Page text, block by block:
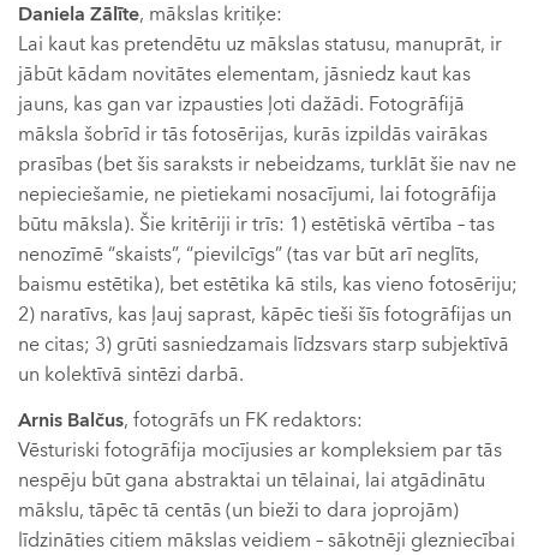
Daniela Zālīte, mākslas kritiķe:
Lai kaut kas pretendētu uz mākslas statusu, manuprāt, ir
jābūt kādam novitātes elementam, jāsniedz kaut kas
jauns, kas gan var izpausties ļoti dažādi. Fotogrāfijā
māksla šobrīd ir tās fotosērijas, kurās izpildās vairākas
prasības (bet šis saraksts ir nebeidzams, turklāt šie nav ne
nepieciešamie, ne pietiekami nosacījumi, lai fotogrāfija
būtu māksla). Šie kritēriji ir trīs: 1) estētiskā vērtība – tas
nenozīmē “skaists”, “pievilcīgs” (tas var būt arī neglīts,
baismu estētika), bet estētika kā stils, kas vieno fotosēriju;
2) naratīvs, kas ļauj saprast, kāpēc tieši šīs fotogrāfijas un
ne citas; 3) grūti sasniedzamais līdzsvars starp subjektīvā
un kolektīvā sintēzi darbā.
Arnis Balčus, fotogrāfs un FK redaktors:
Vēsturiski fotogrāfija mocījusies ar kompleksiem par tās
nespēju būt gana abstraktai un tēlainai, lai atgādinātu
mākslu, tāpēc tā centās (un bieži to dara joprojām)
līdzināties citiem mākslas veidiem – sākotnēji glezniecībai